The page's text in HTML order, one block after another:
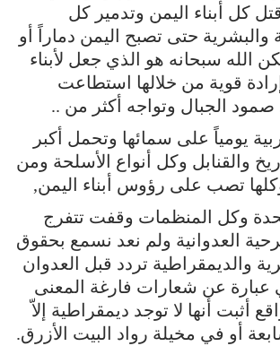
كل أبناء اليمن وتدمير كل
والبشرية حتى تصبح اليمن دماراً أو
الله سبحانه هو الذي جعل لأبناء
قوية من خلالها استطاعت
صمود الجبال وتواجه أكثر من ..
يومياً على سمائها وتحمل أكبر
والقنابل وكل أنواع الأسلحة ومن
تصب على رؤوس أبناء اليمن,
وكل المنظمات وقفت تتفرج
العدوانية ولم نعد نسمع بحقوق
والديمقراطية تردد قبل العدوان
عبارة عن شعارات فارغة المعنى
أثبت أنها لا توجد ديمقراطية إلاّ
أو في مخيلة رواد البيت الأزرق.